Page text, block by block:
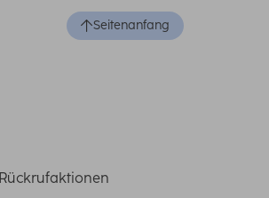
Seitenanfang
Rückrufaktionen